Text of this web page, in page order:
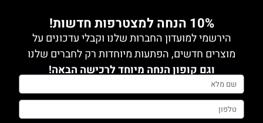
10% הנחה למצטרפות חדשות!
הירשמי למועדון החברות שלנו וקבלי עדכונים על
מוצרים חדשים, הפתעות מיוחדות רק לחברים שלנו
וגם קופון הנחה מיוחד לרכישה הבאה!